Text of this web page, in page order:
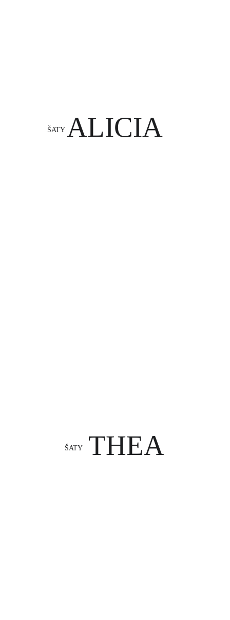
ALICIA
ŠATY
THEA
ŠATY